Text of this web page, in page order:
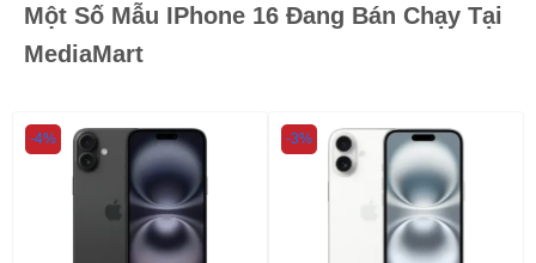
Một Số Mẫu IPhone 16 Đang Bán Chạy Tại
MediaMart
-4% -3%